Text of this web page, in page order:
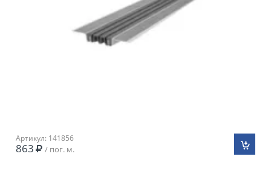
Артикул: 141856
863 / пог. м.